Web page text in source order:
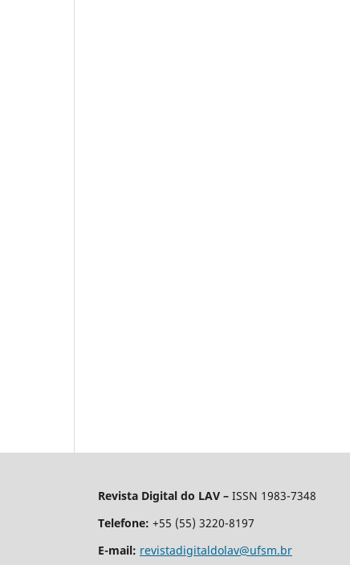
Revista Digital do LAV – ISSN 1983-7348
Telefone: +55 (55) 3220-8197
E-mail: revistadigitaldolav@ufsm.br